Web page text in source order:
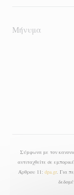
Σύμφωνα με τον
αντιταχθείτε σε
Άρθρου 11: dpa.gr . Για